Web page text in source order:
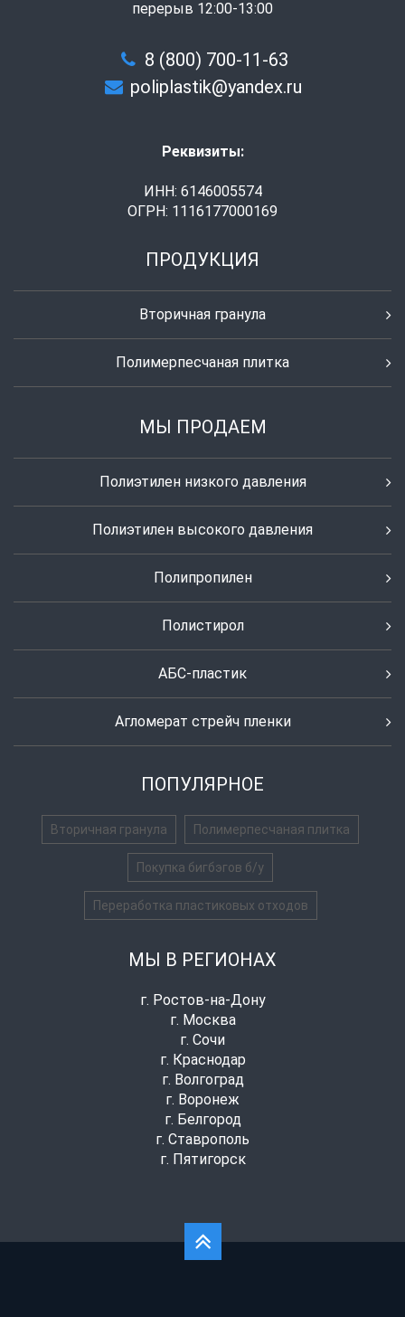
перерыв 12:00-13:00
8 (800) 700-11-63
poliplastik@yandex.ru
Реквизиты:
ИНН: 6146005574
ОГРН: 1116177000169
ПРОДУКЦИЯ
Вторичная гранула
Полимерпесчаная плитка
МЫ ПРОДАЕМ
Полиэтилен низкого давления
Полиэтилен высокого давления
Полипропилен
Полистирол
АБС-пластик
Агломерат стрейч пленки
ПОПУЛЯРНОЕ
Вторичная гранула Полимерпесчаная плитка
Покупка бигбэгов б/у
Переработка пластиковых отходов
МЫ В РЕГИОНАХ
г. Ростов-на-Дону
г. Москва
г. Сочи
г. Краснодар
г. Волгоград
г. Воронеж
г. Белгород
г. Ставрополь
г. Пятигорск